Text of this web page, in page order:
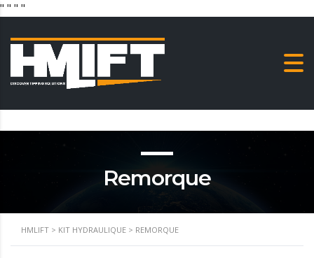
" " " "
Remorque
HMLIFT > KIT HYDRAULIQUE > REMORQUE